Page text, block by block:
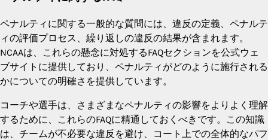
ペナルティに関する一般的な質問には、違反の定義、ペナルテ
ィの評価プロセス、繰り返しの違反の結果が含まれます。
NCAAは、これらの懸念に対処するFAQセクションを公式ウェ
ブサイトに提供しており、ペナルティがどのように施行される
かについての明確さを提供しています。
コーチや選手は、さまざまなペナルティの影響をよりよく理解
するために、これらのFAQに精通しておくべきです。この知識
は、チームが不必要な違反を避け、コート上での全体的なパフ